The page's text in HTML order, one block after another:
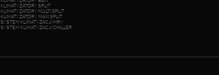
KLIMATYZATORY SPLIT
KLIMATYZATORY MULTI SPLIT
KLIMATYZATORY MAXI SPLIT
SYSTEM KLIMATYZACJI MRV
SYSTEM KLIMATYZACJI CHILLER